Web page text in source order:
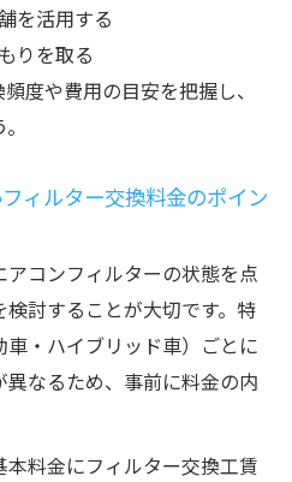
を活用する
りを取る
度や費用の目安を把握し、
ィルター交換料金のポイン
コンフィルターの状態を点
討することが大切です。特
・ハイブリッド車）ごとに
なるため、事前に料金の内
料金にフィルター交換工賃